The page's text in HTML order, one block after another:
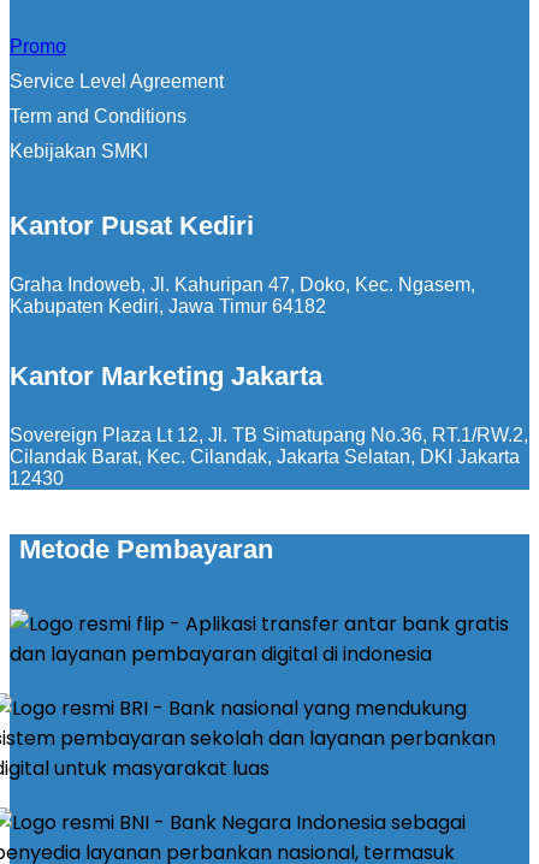
Promo
Service Level Agreement
Term and Conditions
Kebijakan SMKI
Kantor Pusat Kediri
Graha Indoweb, Jl. Kahuripan 47, Doko, Kec. Ngasem,
Kabupaten Kediri, Jawa Timur 64182
Kantor Marketing Jakarta
Sovereign Plaza Lt 12, Jl. TB Simatupang No.36, RT.1/RW.2,
Cilandak Barat, Kec. Cilandak, Jakarta Selatan, DKI Jakarta
12430
Metode Pembayaran